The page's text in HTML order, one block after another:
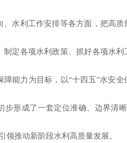
、水利工作安排等各方面，把高
制定各项水利政策、抓好各项水
障能力为目标，以“十四五”水安
步形成了一套定位准确、边界清
领推动新阶段水利高质量发展。